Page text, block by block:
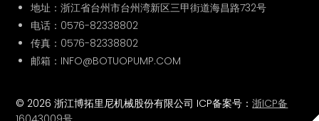
地址：浙江省台州市台州湾新区三甲街道海昌路732号
电话： 0576-82338802
传真：0576-82338802
邮箱：INFO@BOTUOPUMP.COM
© 2026 浙江博拓里尼机械股份有限公司 ICP备案号：浙ICP备